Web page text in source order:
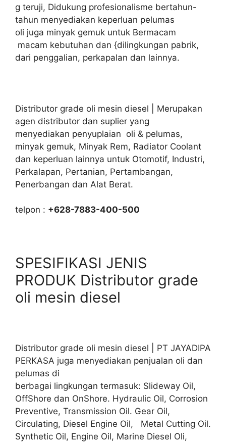
g teruji, Didukung profesionalisme bertahun-
tahun menyediakan keperluan pelumas
oli juga minyak gemuk untuk Bermacam
macam kebutuhan dan {dilingkungan pabrik,
dari penggalian, perkapalan dan lainnya.
Distributor grade oli mesin diesel | Merupakan
agen distributor dan suplier yang
menyediakan penyuplaian oli & pelumas,
minyak gemuk, Minyak Rem, Radiator Coolant
dan keperluan lainnya untuk Otomotif, Industri,
Perkalapan, Pertanian, Pertambangan,
Penerbangan dan Alat Berat.
telpon : +628-7883-400-500
SPESIFIKASI JENIS
PRODUK Distributor grade
oli mesin diesel
Distributor grade oli mesin diesel | PT JAYADIPA
PERKASA juga menyediakan penjualan oli dan
pelumas di
berbagai lingkungan termasuk: Slideway Oil,
OffShore dan OnShore. Hydraulic Oil, Corrosion
Preventive, Transmission Oil. Gear Oil,
Circulating, Diesel Engine Oil, Metal Cutting Oil.
Synthetic Oil, Engine Oil, Marine Diesel Oli,